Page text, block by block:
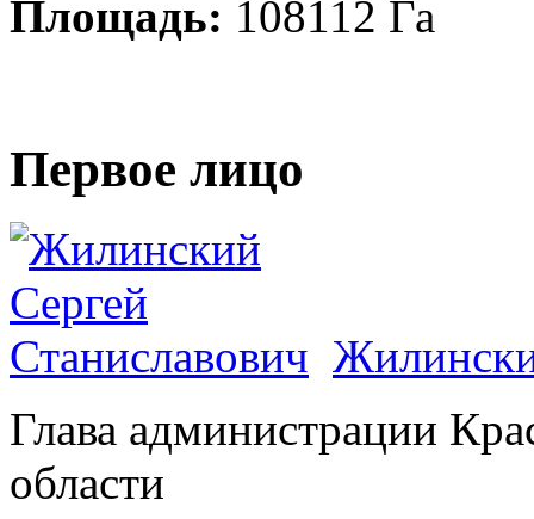
Площадь: 108112 Га
Первое лицо
Глава администрации
области